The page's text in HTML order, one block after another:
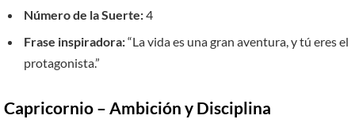
Número de la Suerte:4
Frase inspiradora:“La vida es una gran aventura, y tú eres el
protagonista.”
Capricornio – Ambición y Disciplina